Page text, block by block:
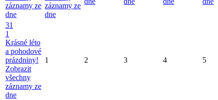
záznamy ze
dne
záznamy ze
dne
31
1
Krásné léto
a pohodové
prázdniny!
Zobrazit
všechny
záznamy ze
dne
1 2 3 4 5